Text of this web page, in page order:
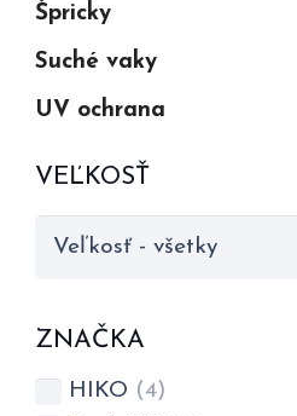
Špricky
Suché vaky
UV ochrana
VEĽKOSŤ
Veľkosť - všetky
ZNAČKA
HIKO (4)